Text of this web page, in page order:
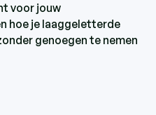
voor jouw
hoe je laaggeletterde
genoegen te nemen